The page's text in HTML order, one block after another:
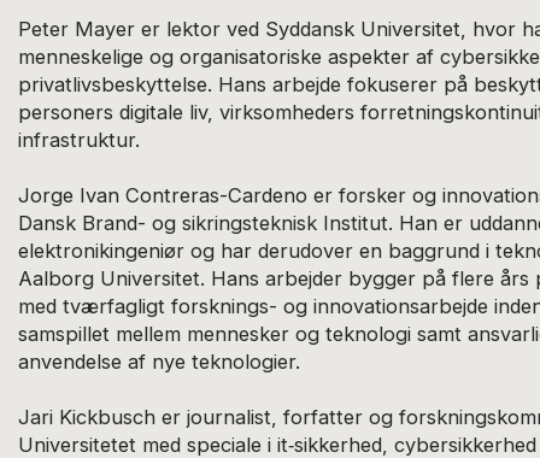
Peter Mayer er lektor ved Syddansk Universitet, hvor
menneskelige og organisatoriske aspekter af
privatlivsbeskyttelse. Hans arbejde fokuserer på
personers digitale liv, virksomheders
infrastruktur.
Jorge Ivan Contreras-Cardeno er forsker og
Dansk Brand- og sikringsteknisk Institut. Han er
elektronikingeniør og har derudover en baggrund i
Aalborg Universitet. Hans arbejder bygger på flere års
med tværfagligt forsknings- og innovationsarbejde
samspillet mellem mennesker og teknologi samt
anvendelse af nye teknologier.
Jari Kickbusch er journalist, forfatter og
Universitetet med speciale i it‑sikkerhed,